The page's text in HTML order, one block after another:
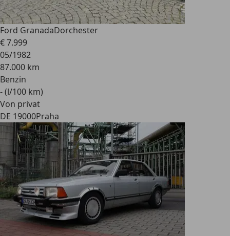
Ford GranadaDorchester
€ 7.999
05/1982
87.000 km
Benzin
- (l/100 km)
Von privat
DE 19000Praha